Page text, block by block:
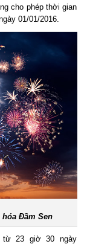
cho phép thời gian
01/01/2016.
hóa Đầm Sen
từ 23 giờ 30 ngày